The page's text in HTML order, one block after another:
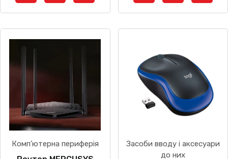
Комп’ютерна периферія
Засоби вводу і аксесуари
до них